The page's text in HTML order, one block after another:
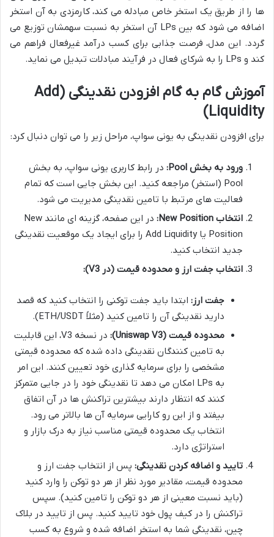
ها را از طریق یک استخر خاص مبادله می کند، کارمزدی به آن استخر
اضافه می شود که بین LPs آن استخر به نسبت سهمشان توزیع می
گردد. این مدل، فرصت جذابی برای کسب درآمد غیرفعال فراهم می
کند و LPs را به شرکای فعال در فرآیند مبادلات تبدیل می نماید.
آموزش گام به گام افزودن نقدینگی (Add
Liquidity)
برای افزودن نقدینگی به یونی سواپ، مراحل زیر را می توان دنبال کرد:
ورود به بخش Pool:
در رابط کاربری یونی سواپ، به بخش
Pool (استخر) مراجعه کنید. این بخش جایی است که تمام
فعالیت های مرتبط با تامین نقدینگی مدیریت می شود.
انتخاب New Position:
در این صفحه، گزینه ای مانند New
Position یا Add Liquidity را برای ایجاد یک موقعیت نقدینگی
جدید انتخاب کنید.
انتخاب جفت ارز و محدوده قیمت (در V3):
جفت ارز: ابتدا باید جفت توکنی را انتخاب کنید که قصد
دارید نقدینگی آن را تامین کنید (مثلاً ETH/USDT).
محدوده قیمت (Uniswap V3):
در نسخه V3، این قابلیت
به تامین کنندگان نقدینگی داده شده که محدوده قیمتی
مشخصی را برای سرمایه گذاری خود تعیین کنند. این امر
به LPs امکان می دهد تا نقدینگی خود را در جایی متمرکز
کنند که انتظار دارند بیشترین تراکنش ها در آن اتفاق
بیفتد و از این رو کارایی سرمایه آن ها بالاتر می رود.
انتخاب یک محدوده قیمتی مناسب نیاز به درک بازار و
استراتژی دارد.
تایید و اضافه کردن نقدینگی: پس از انتخاب جفت ارز و
محدوده قیمت، مقادیر مورد نظر از هر دو توکن را وارد کنید
(باید نسبت معینی از هر دو توکن را تامین کنید). سپس
تراکنش را در کیف پول خود تایید کنید. پس از تایید در بلاک
چین، نقدینگی شما به استخر اضافه شده و شروع به کسب